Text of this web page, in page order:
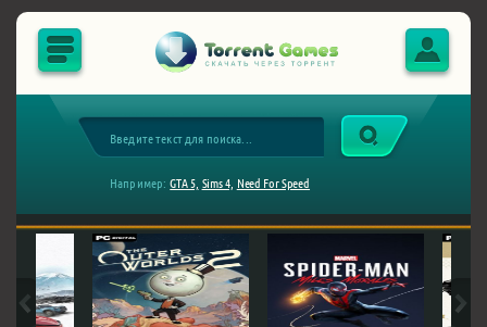
Например: GTA 5, Sims 4, Need For Speed